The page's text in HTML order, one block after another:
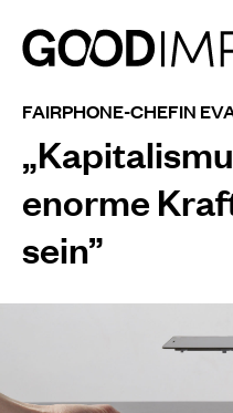
FAIRPHONE-CHEFIN
enorme
sein”